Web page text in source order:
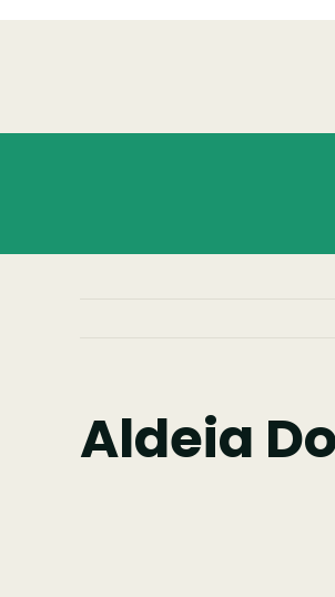
Skip
Aldeia